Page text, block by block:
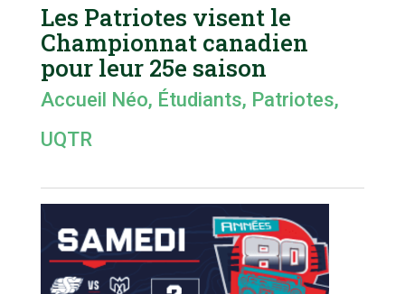
Les Patriotes visent le
Championnat canadien
pour leur 25e saison
Accueil Néo, Étudiants, Patriotes,
UQTR